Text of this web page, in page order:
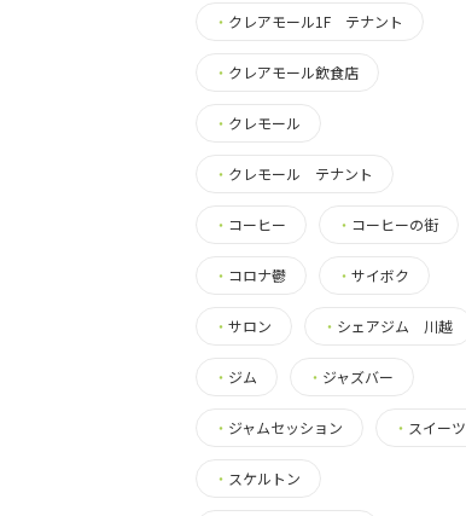
・ クレアモール1F テナント
・ クレアモール飲食店
・ クレモール
・ クレモール テナント
・ コーヒー ・ コーヒーの街
・ コロナ鬱 ・ サイボク
・ サロン ・ シェアジム 川越
・ ジム ・ ジャズバー
・ ジャムセッション ・ スイーツ
・ スケルトン